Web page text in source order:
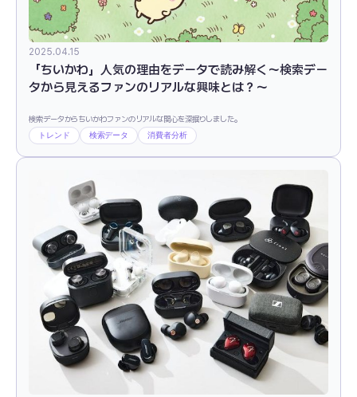
2025.04.15
「ちいかわ」人気の理由をデータで読み解く〜検索デー
タから見えるファンのリアルな興味とは？〜
検索データからちいかわファンのリアルな関心を深掘りしました。
トレンド 検索データ 消費者分析